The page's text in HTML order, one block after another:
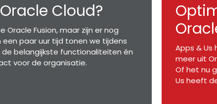
Cloud?
Oracle Fusion, maar zijn er nog
paar uur tijd tonen we tijdens
belangijkste functionaliteiten én
voor de organisatie.
Apps &
meer uit
Of het nu
Us heeft